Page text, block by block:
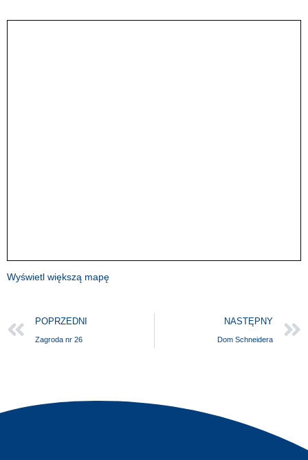
Wyświetl większą mapę
POPRZEDNI
Zagroda nr 26
NASTĘPNY
Dom Schneidera